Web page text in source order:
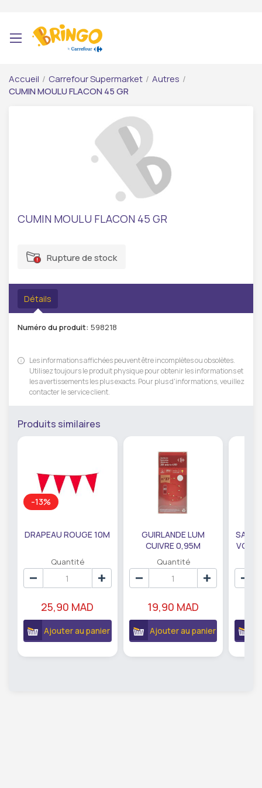
Accueil / Carrefour Supermarket / Autres /
CUMIN MOULU FLACON 45 GR
CUMIN MOULU FLACON 45 GR
Rupture de stock
Détails
Numéro du produit: 598218
Les informations affichées peuvent être incomplètes ou obsolètes.
Utilisez toujours le produit physique pour obtenir les informations et
les avertissements les plus exacts. Pour plus d'informations, veuillez
contacter le service client.
Produits similaires
-13%
DRAPEAU ROUGE 10M
Quantité
25,90 MAD
Ajouter au panier
GUIRLANDE LUM
CUIVRE 0,95M
DE79207
Quantité
19,90 MAD
Ajouter au panier